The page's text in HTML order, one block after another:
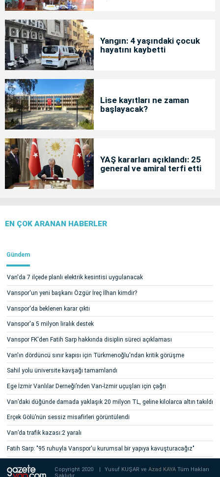
Yangın: 4 yaşındaki çocuk
hayatını kaybetti
Lise kayıtları ne zaman
başlayacak?
YAŞ kararları açıklandı: 25
general ve amiral terfi etti
EN ÇOK ARANAN HABERLER
Gündem
Van'da 7 ilçede planlı elektrik kesintisi uygulanacak
Vanspor'un yeni başkanı Özgür İreç İlhan kimdir?
Vanspor'da beklenen karar çıktı
Vanspor'a 5 milyon liralık destek
Vanspor FK'den Fatih Sarp hakkında disiplin süreci açıklaması
Van'ın dördüncü sınır kapısı için Türkmenoğlu'ndan kritik görüşme
Sahil yolu üniversite kavşağı tamamlandı
Ege İzmir Vanlılar Derneği’nden Van-İzmir uçuşları için çağrı
Van’daki düğünde damada yaklaşık 20 milyon TL, geline kilolarca altın takıldı
Erçek Gölü’nün sessiz misafirleri görüntülendi
Van’da trafik kazası:2 yaralı
Fatih Sarp: "95 ruhuyla Vanspor'u kurumsal bir yapıya kavuşturacağız"
Copyright 2020 Yusuf KUŞAR veAzad KAYATüm Hakları